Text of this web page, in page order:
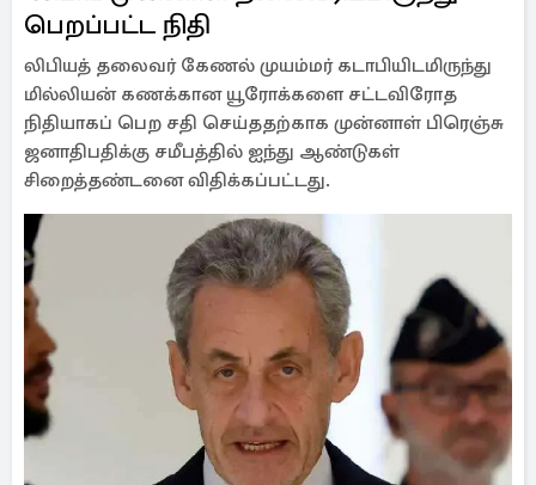
பெறப்பட்ட நிதி
லிபியத் தலைவர் கேணல் முயம்மர் கடாபியிடமிருந்து
மில்லியன் கணக்கான யூரோக்களை சட்டவிரோத
நிதியாகப் பெற சதி செய்ததற்காக முன்னாள் பிரெஞ்சு
ஜனாதிபதிக்கு சமீபத்தில் ஐந்து ஆண்டுகள்
சிறைத்தண்டனை விதிக்கப்பட்டது.